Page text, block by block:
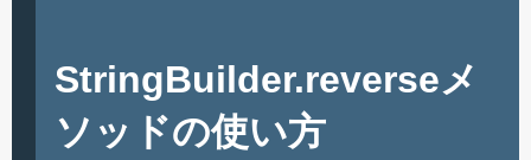
StringBuilder.reverseメ
ソッドの使い方